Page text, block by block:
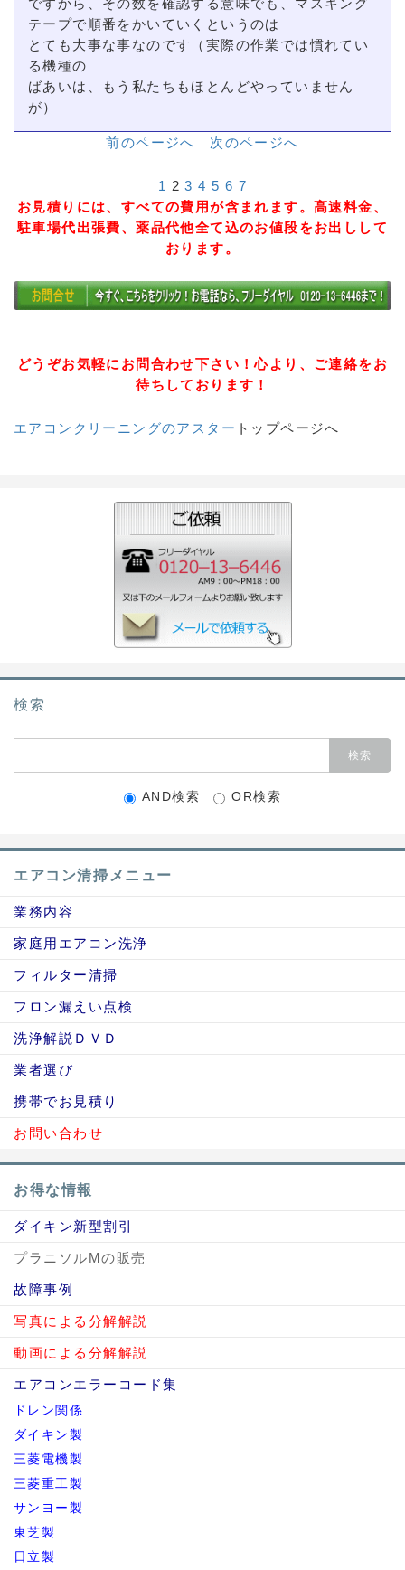
ですから、その数を確認する意味でも、マスキング
テープで順番をかいていくというのは
とても大事な事なのです（実際の作業では慣れてい
る機種の
ばあいは、もう私たちもほとんどやっていません
が）
前のページへ 次のページへ
1 23 4 5 6 7
お見積りには、すべての費用が含まれます。高速料金、
駐車場代出張費、薬品代他全て込のお値段をお出しして
おります。
どうぞお気軽にお問合わせ下さい！心より、ご連絡をお
待ちしております！
エアコンクリーニングのアスター トップページへ
検索
AND検索 OR検索
エアコン清掃メニュー
業務内容
家庭用エアコン洗浄
フィルター清掃
フロン漏えい点検
洗浄解説ＤＶＤ
業者選び
携帯でお見積り
お問い合わせ
お得な情報
ダイキン新型割引
プラニソルMの販売
故障事例
写真による分解解説
動画による分解解説
エアコンエラーコード集
ドレン関係
ダイキン製
三菱電機製
三菱重工製
サンヨー製
東芝製
日立製